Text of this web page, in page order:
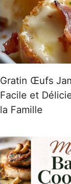
Gratin Œufs
Facile et
la Famille